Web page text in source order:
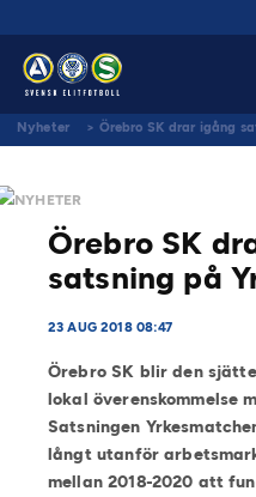
Nyheter > Örebro SK drar igång
NYHETER
Örebro SK
satsning på
23 AUG 2018 08:47
Örebro SK blir den
lokal överenskommelse
Satsningen
långt utanför
mellan 2018-2020 att